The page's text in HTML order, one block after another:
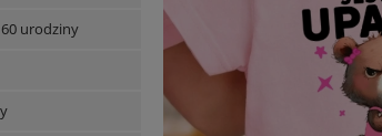
urodziny